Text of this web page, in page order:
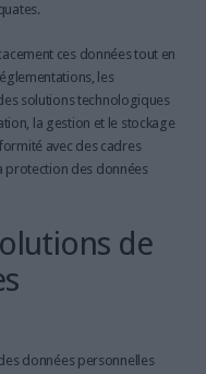
ces données tout en
les
solutions technologiques
la gestion et le stockage
avec des cadres
protection des données
de
données personnelles